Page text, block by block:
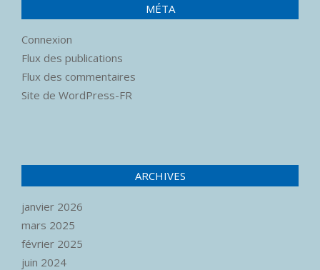
MÉTA
Connexion
Flux des publications
Flux des commentaires
Site de WordPress-FR
ARCHIVES
janvier 2026
mars 2025
février 2025
juin 2024